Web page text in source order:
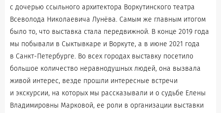
с дочерью ссыльного архитектора Воркутинского театра
Всеволода Николаевича Лунёва. Самым же главным итогом
было то, что выставка стала передвижной. В конце 2019 года
мы побывали в Сыктывкаре и Воркуте, а в июне 2021 года
в Санкт-Петербурге. Во всех городах выставку посетило
большое количество неравнодушных людей, она вызвала
живой интерес, везде прошли интересные встречи
и экскурсии, на которых мы рассказывали и о судьбе Елены
Владимировны Марковой, ее роли в организации выставки